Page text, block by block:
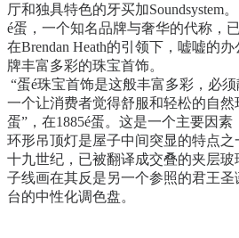
厅和独具特色的牙买加Soundsystem。
é蛋，一个知名品牌与奢华的代称，
在Brendan Heath的引领下，嘘嘘的
牌丰富多彩的珠宝首饰。
“蛋é珠宝首饰是这般丰富多彩，必
一个让消费者觉得舒服和轻松的自
蛋”，在1885é蛋。这是一个主要因
环形吊顶灯是屋子中间突显的特点之
十九世纪，已被翻译成交叠的夹层
子线画在其反是另一个参照的君王
台的中性化调色盘。